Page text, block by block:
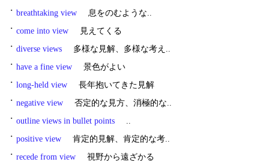
・ breathtaking view
息をのむような..
・ come into view
見えてくる
・ diverse views
多様な見解、多様な考え..
・ have a fine view
景色がよい
・ long-held view
長年抱いてきた見解
・ negative view
否定的な見方、消極的な..
・ outline views in bullet points
..
・ positive view
肯定的見解、肯定的な考..
・ recede from view
視野から遠ざかる